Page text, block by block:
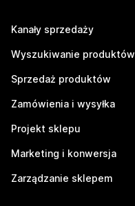
Kanały sprzedaży
Wyszukiwanie produktów
Sprzedaż produktów
Zamówienia i wysyłka
Projekt sklepu
Marketing i konwersja
Zarządzanie sklepem